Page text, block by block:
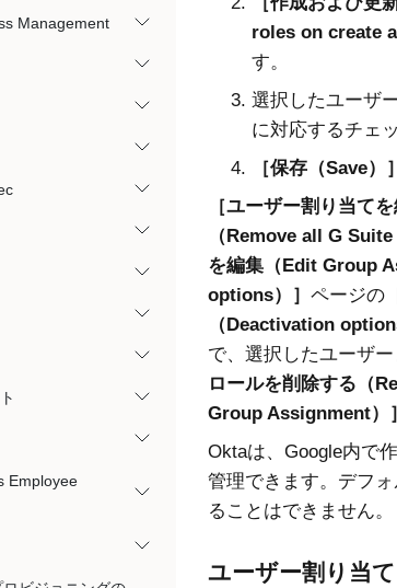
Management
Employee
roles on create
す。
選択したユーザ
に対応するチェ
保存（Save）
ユーザー割り当て
（Remove all G Suite
を編集（Edit Group
options）
ページの
（Deactivation
で、選択したユーザ
ロールを削除する（
Group Assignment）
Oktaは、Google内で
管理できます。デフ
ることはできません。
ユーザー割り当